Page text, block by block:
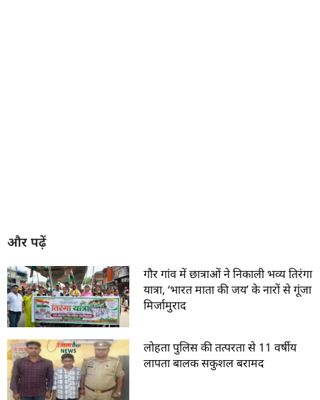
और पढ़ें
गौर गांव में छात्राओं ने निकाली भव्य तिरंगा
यात्रा, ‘भारत माता की जय’ के नारों से गूंजा
मिर्जामुराद
लोहता पुलिस की तत्परता से 11 वर्षीय
लापता बालक सकुशल बरामद